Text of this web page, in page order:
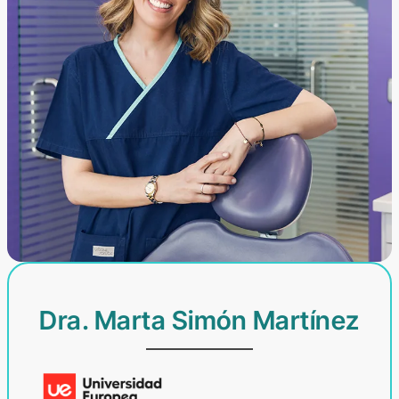
Dra. Marta Simón Martínez